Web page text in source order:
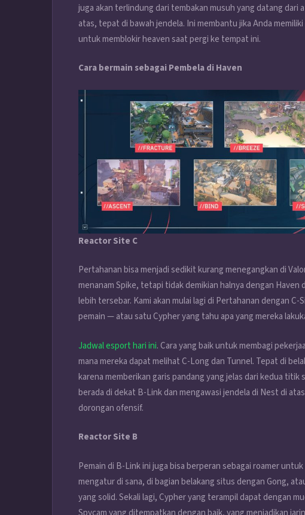
juga akan terlindung dari tembakan musuh yang datang dari
atas, tepat di bawah jendela. Ini membantu jika Anda
untuk memblokir heaven saat pergi ke tempat ini.
Cara bermain sebagai Pembela di Haven
Reactor Site C
Pertahanan bisa menjadi sedikit kurang menegangkan di
menanam Spike, tetapi tidak demikian halnya dengan
lebih tersebar. Kami akan mulai lagi di Pertahanan dengan
pemain — atau satu Cypher yang tahu apa yang mereka
Jadwal esport hari ini. Cara yang baik untuk membagi
mana mereka dapat melihat C-Long dan Tunnel. Tepat di
karena memberikan garis pandang yang jelas dari kedua titik
berada di dekat B-Link dan mengawasi jendela di Nest di
dorongan ofensif.
Reactor Site B
Pemain di B-Link ini juga bisa berperan sebagai roamer
mengatur di sana, di bagian belakang situs dengan Gong,
yang solid. Sekali lagi, Cypher yang terampil dapat dengan